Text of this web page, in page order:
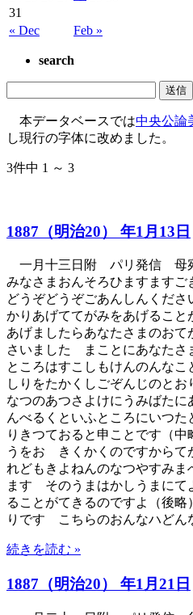
« Dec Feb »
31
search
本データベースでは中央公論
し現行の字体に改めました。
3件中 1 ～ 3
1887（明治20） 年1月13日
一月十三日附 パリ発信 母
みなさまおんそろひますます
どうぞどうぞごあんしんくだ
かりあげててがみをあげるこ
あげましたらあなたさまのお
さいました まことにあなたさ
ところはすこしもけんのんな
しりをたかくしごぞんじのと
なつのあつさよけにうみばた
んべるくといふところにいつ
りきつておると申ことです（
うをおゝきくかくのですから
れどもきよねんのなつやすみ
ます そのうまはかしうまにて
ることがてきるのですよ（後
りです こちらのおんなハどん
続きを読む »
1887（明治20） 年1月21日